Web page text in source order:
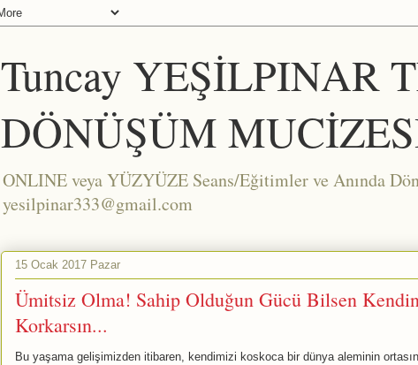
Tuncay YEŞİLPINAR
DÖNÜŞÜM
ONLINE veya YÜZYÜZE Seans/Eğitimler ve Anında
yesilpinar333@gmail.com
15 Ocak 2017 Pazar
Ümitsiz Olma! Sahip Olduğun Gücü Bilsen
Korkarsın...
Bu yaşama gelişimizden itibaren, kendimizi koskoca bir dünya aleminin